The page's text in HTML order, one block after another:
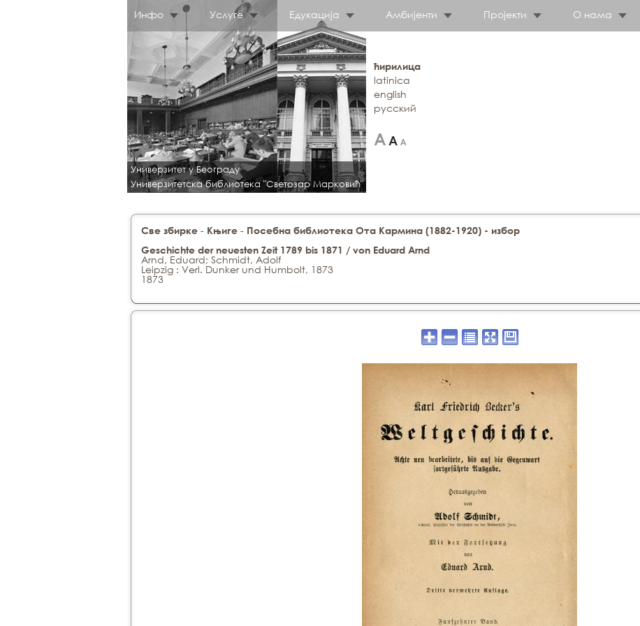
Инфо Услуге Едукација Амбијенти Пројекти О нама
Универзитет у Београду
Универзитетска библиотека "Светозар Марковић"
ћирилица
latinica
english
русский
Све збирке - Књиге - Посебна библиотека Ота Кармина (1882-1920) - избор
Geschichte der neuesten Zeit 1789 bis 1871 / von Eduard Arnd
Arnd, Eduard; Schmidt, Adolf
Leipzig : Verl. Dunker und Humbolt, 1873
1873